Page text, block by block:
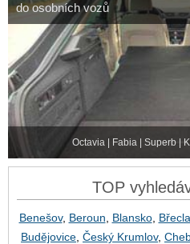
do osobních vozů
Octavia | Fabia | Superb |
TOP
Benešov, Beroun Blansko,
Budějovice Český Krumlov,